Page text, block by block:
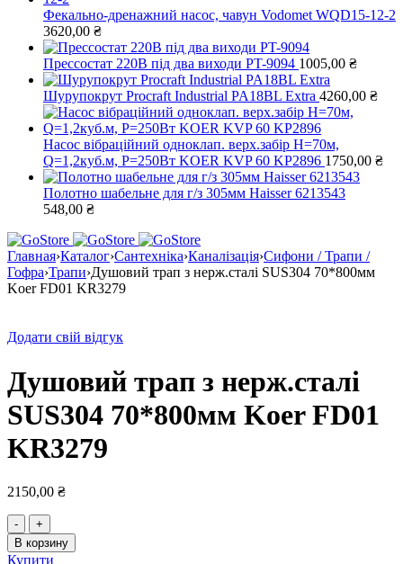
Фекально-дренажний насос, чавун Vodomet WQD15-12-2
3620,00 ₴
Прессостат 220В під два виходи PT-9094 1005,00 ₴
Шурупокрут Procraft Industrial PA18BL Extra 4260,00 ₴
Насос вібраційний одноклап. верх.забір Н=70м,
Q=1,2куб.м, Р=250Вт KOER KVP 60 KP2896 1750,00 ₴
Полотно шабельне для г/з 305мм Haisser 6213543
548,00 ₴
Главная›Каталог›Сантехніка›Каналізація›Сифони / Трапи /
Гофра›Трапи›Душовий трап з нерж.сталі SUS304 70*800мм
Koer FD01 KR3279
Додати свій відгук
Душовий трап з нерж.сталі
SUS304 70*800мм Koer FD01
KR3279
2150,00 ₴
Количество
товара
Душовий
В корзину
Купити